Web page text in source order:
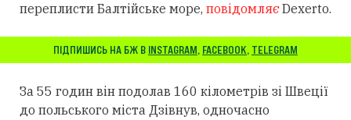
переплисти Балтійське море, повідомляєDexerto.
ПІДПИШИСЬ НА БЖ В INSTAGRAM, FACEBOOK, TELEGRAM
За 55 годин він подолав 160 кілометрів зі Швеції
до польського міста Дзівнув, одночасно